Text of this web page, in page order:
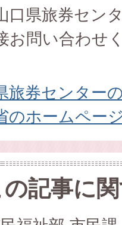
口県旅券セン
お問い合わせ
旅券センター
のホームペー
の記事に